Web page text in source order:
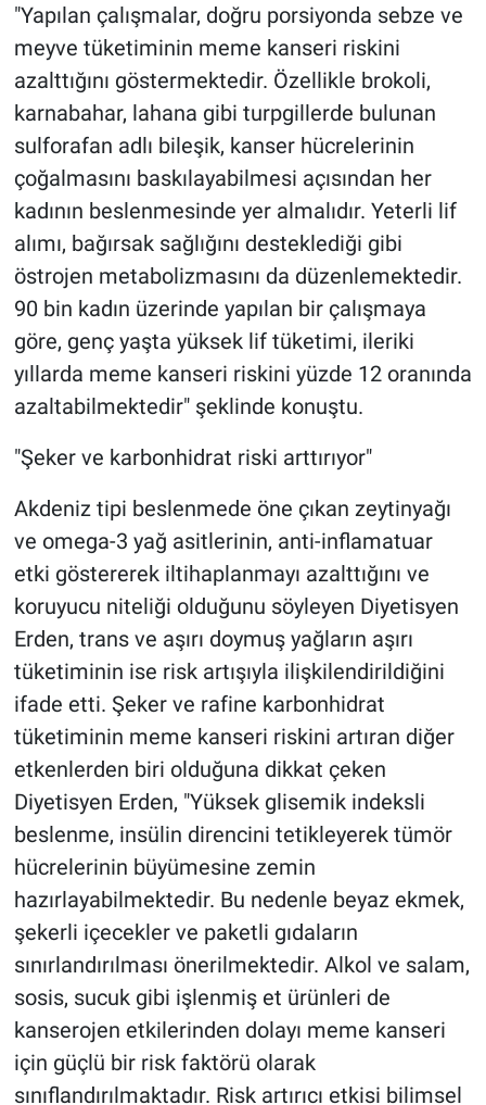
"Yapılan çalışmalar, doğru porsiyonda sebze ve
meyve tüketiminin meme kanseri riskini
azalttığını göstermektedir. Özellikle brokoli,
karnabahar, lahana gibi turpgillerde bulunan
sulforafan adlı bileşik, kanser hücrelerinin
çoğalmasını baskılayabilmesi açısından her
kadının beslenmesinde yer almalıdır. Yeterli lif
alımı, bağırsak sağlığını desteklediği gibi
östrojen metabolizmasını da düzenlemektedir.
90 bin kadın üzerinde yapılan bir çalışmaya
göre, genç yaşta yüksek lif tüketimi, ileriki
yıllarda meme kanseri riskini yüzde 12 oranında
azaltabilmektedir" şeklinde konuştu.
"Şeker ve karbonhidrat riski arttırıyor"
Akdeniz tipi beslenmede öne çıkan zeytinyağı
ve omega-3 yağ asitlerinin, anti-inflamatuar
etki göstererek iltihaplanmayı azalttığını ve
koruyucu niteliği olduğunu söyleyen Diyetisyen
Erden, trans ve aşırı doymuş yağların aşırı
tüketiminin ise risk artışıyla ilişkilendirildiğini
ifade etti. Şeker ve rafine karbonhidrat
tüketiminin meme kanseri riskini artıran diğer
etkenlerden biri olduğuna dikkat çeken
Diyetisyen Erden, "Yüksek glisemik indeksli
beslenme, insülin direncini tetikleyerek tümör
hücrelerinin büyümesine zemin
hazırlayabilmektedir. Bu nedenle beyaz ekmek,
şekerli içecekler ve paketli gıdaların
sınırlandırılması önerilmektedir. Alkol ve salam,
sosis, sucuk gibi işlenmiş et ürünleri de
kanserojen etkilerinden dolayı meme kanseri
için güçlü bir risk faktörü olarak
sınıflandırılmaktadır. Risk artırıcı etkisi bilimsel